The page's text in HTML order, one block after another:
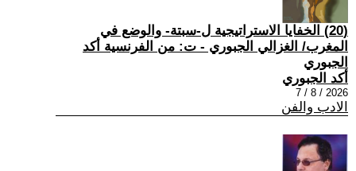
(20) الخفايا الاستراتيجية ل-سبتة- والوضع في
المغرب/ الغزالي الجبوري - ت: من الفرنسية أكد
الجبوري
أكد الجبوري
2026 / 8 / 7
الادب والفن